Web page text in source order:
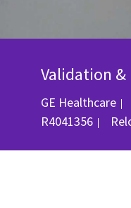
Validation &
GE Healthcare
R4041356